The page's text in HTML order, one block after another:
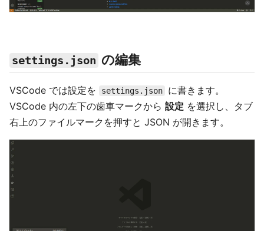
settings.json の編集
VSCode では設定を settings.json
に書きます。
VSCode 内の左下の歯車マークから 設定 を選択し、タブ
右上のファイルマークを押すと JSON が開きます。